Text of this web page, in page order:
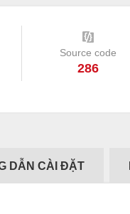
Source code
286
DẪN CÀI ĐẶT